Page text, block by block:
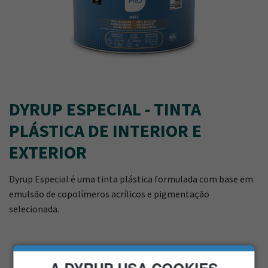
DYRUP ESPECIAL - TINTA
PLÁSTICA DE INTERIOR E
EXTERIOR
Dyrup Especial é uma tinta plástica formulada com base em
emulsão de copolímeros acrílicos e pigmentação
selecionada.